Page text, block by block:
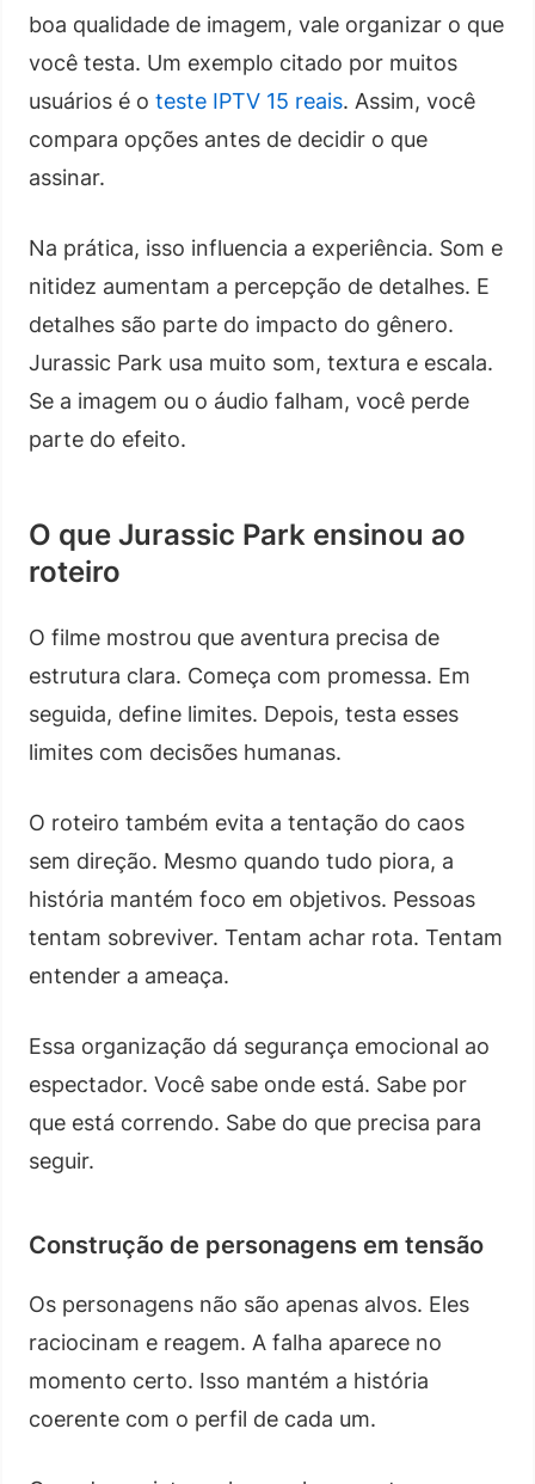
boa qualidade de imagem, vale organizar o que
você testa. Um exemplo citado por muitos
usuários é o teste IPTV 15 reais. Assim, você
compara opções antes de decidir o que
assinar.
Na prática, isso influencia a experiência. Som e
nitidez aumentam a percepção de detalhes. E
detalhes são parte do impacto do gênero.
Jurassic Park usa muito som, textura e escala.
Se a imagem ou o áudio falham, você perde
parte do efeito.
O que Jurassic Park ensinou ao
roteiro
O filme mostrou que aventura precisa de
estrutura clara. Começa com promessa. Em
seguida, define limites. Depois, testa esses
limites com decisões humanas.
O roteiro também evita a tentação do caos
sem direção. Mesmo quando tudo piora, a
história mantém foco em objetivos. Pessoas
tentam sobreviver. Tentam achar rota. Tentam
entender a ameaça.
Essa organização dá segurança emocional ao
espectador. Você sabe onde está. Sabe por
que está correndo. Sabe do que precisa para
seguir.
Construção de personagens em tensão
Os personagens não são apenas alvos. Eles
raciocinam e reagem. A falha aparece no
momento certo. Isso mantém a história
coerente com o perfil de cada um.